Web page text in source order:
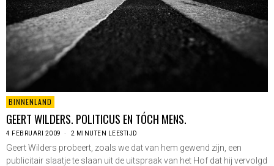
BINNENLAND
GEERT WILDERS. POLITICUS EN TÓCH MENS.
4 FEBRUARI 2009 2 MINUTEN LEESTIJD
Geert Wilders probeert, zoals we dat van hem gewend zijn, een
publicitair slaatje te slaan uit de uitspraak van het Hof dat hij vervolgd